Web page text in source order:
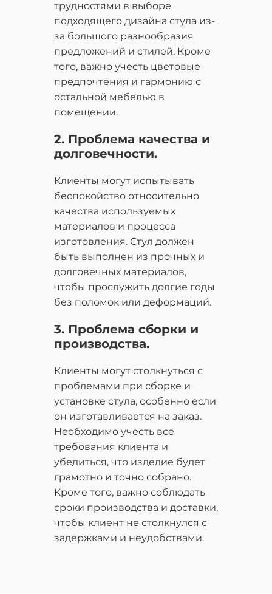
трудностями в выборе
подходящего дизайна стула из-
за большого разнообразия
предложений и стилей. Кроме
того, важно учесть цветовые
предпочтения и гармонию с
остальной мебелью в
помещении.
2. Проблема качества и
долговечности.
Клиенты могут испытывать
беспокойство относительно
качества используемых
материалов и процесса
изготовления. Стул должен
быть выполнен из прочных и
долговечных материалов,
чтобы прослужить долгие годы
без поломок или деформаций.
3. Проблема сборки и
производства.
Клиенты могут столкнуться с
проблемами при сборке и
установке стула, особенно если
он изготавливается на заказ.
Необходимо учесть все
требования клиента и
убедиться, что изделие будет
грамотно и точно собрано.
Кроме того, важно соблюдать
сроки производства и доставки,
чтобы клиент не столкнулся с
задержками и неудобствами.